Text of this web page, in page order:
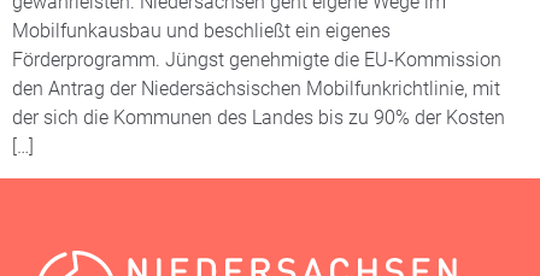
Mobilfunkausbau und beschließt ein eigenes
Förderprogramm. Jüngst genehmigte die EU-Kommission
den Antrag der Niedersächsischen Mobilfunkrichtlinie, mit
der sich die Kommunen des Landes bis zu 90% der Kosten
[…]